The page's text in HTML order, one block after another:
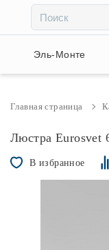
Акции и
Светильники
Эль-Монте
Главная страница
Люстра Eurosvet
В избранное